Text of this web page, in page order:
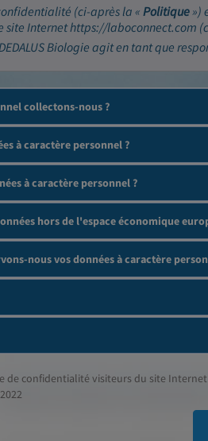
(ci-après la « Politique»)
site Internet https://laboconnect.com
Biologie agit en tant que
collectons-nous ?
à caractère personnel ?
à caractère personnel ?
hors de l'espace économique
nous vos données à caractère
de confidentialité visiteurs du site Internet